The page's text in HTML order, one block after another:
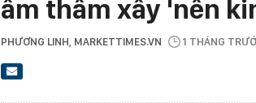
âm thầm xây 'nền
PHƯƠNG LINH , MARKETTIMES.VN 1 THÁNG